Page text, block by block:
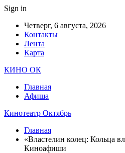
Sign in
Четверг, 6 августа, 2026
Контакты
Лента
Карта
КИНО ОК
Главная
Афиша
Кинотеатр Октябрь
Главная
«Властелин колец: Кольца
Киноафиши